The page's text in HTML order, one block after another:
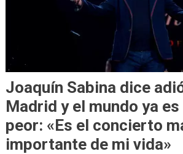
Joaquín Sabina dice
Madrid y el mundo ya
peor: «Es el concierto
importante de mi vida»